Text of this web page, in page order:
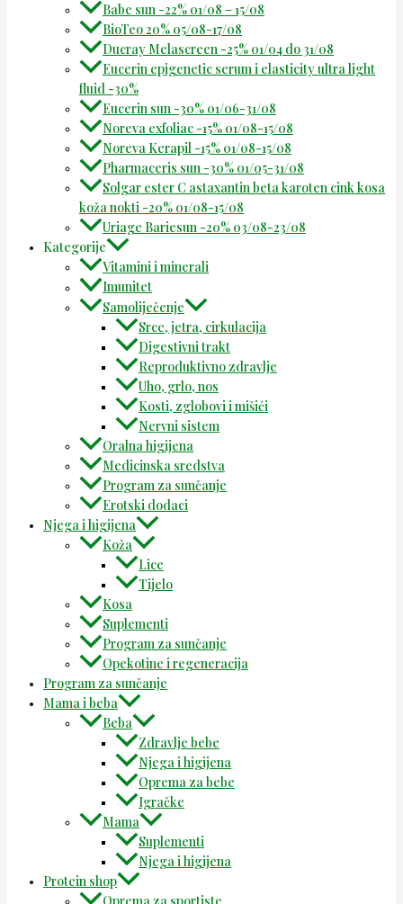
Babe sun -22% 01/08 – 15/08
BioTeo 20% 05/08-17/08
Ducray Melascreen -25% 01/04 do 31/08
Eucerin epigenetic serum i elasticity ultra light
fluid -30%
Eucerin sun -30% 01/06-31/08
Noreva exfoliac -15% 01/08-15/08
Noreva Kerapil -15% 01/08-15/08
Pharmaceris sun -30% 01/05-31/08
Solgar ester C astaxantin beta karoten cink kosa
koža nokti -20% 01/08-15/08
Uriage Bariesun -20% 03/08-23/08
Kategorije
Vitamini i minerali
Imunitet
Samoliječenje
Srce, jetra, cirkulacija
Digestivni trakt
Reproduktivno zdravlje
Uho, grlo, nos
Kosti, zglobovi i mišići
Nervni sistem
Oralna higijena
Medicinska sredstva
Program za sunčanje
Erotski dodaci
Njega i higijena
Koža
Lice
Tijelo
Kosa
Suplementi
Program za sunčanje
Opekotine i regeneracija
Program za sunčanje
Mama i beba
Beba
Zdravlje bebe
Njega i higijena
Oprema za bebe
Igračke
Mama
Suplementi
Njega i higijena
Protein shop